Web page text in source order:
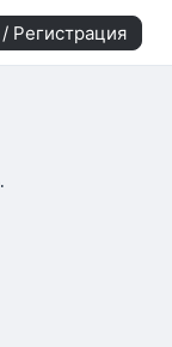
Регистрация